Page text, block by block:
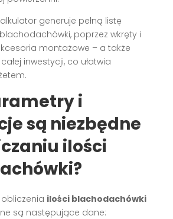
generuje pełną listę
poprzez wkręty i
montażowe – a także
inwestycji, co ułatwia
i
są niezbędne
ilości
ilości blachodachówki
są następujące dane: